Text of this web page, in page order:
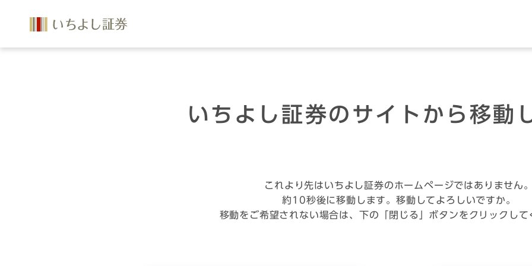
いちよし証券のサイトから移動
これより先はいちよし証券のホームページではありません。
約10秒後に移動します。移動してよろしいですか。
移動をご希望されない場合は、下の「閉じる」ボタンをクリックして